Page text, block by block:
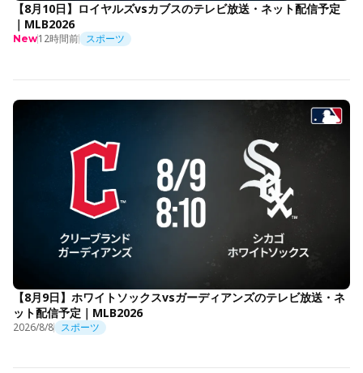
【8月10日】ロイヤルズvsカブスのテレビ放送・ネット配信予定
｜MLB2026
New12時間前 スポーツ
【8月9日】ホワイトソックスvsガーディアンズのテレビ放送・ネ
ット配信予定｜MLB2026
2026/8/8 スポーツ